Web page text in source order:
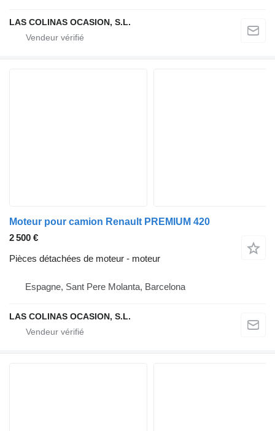
LAS COLINAS OCASION, S.L.
Moteur pour camion Renault PREMIUM 420
2 500 €
Pièces détachées de moteur - moteur
Espagne, Sant Pere Molanta, Barcelona
LAS COLINAS OCASION, S.L.